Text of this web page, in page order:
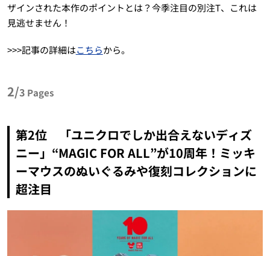
ザインされた本作のポイントとは？今季注目の別注T、これは
見逃せません！
>>>記事の詳細はこちらから。
2/3 Pages
第2位 「ユニクロでしか出合えないディズ
ニー」“MAGIC FOR ALL”が10周年！ミッキ
ーマウスのぬいぐるみや復刻コレクションに
超注目